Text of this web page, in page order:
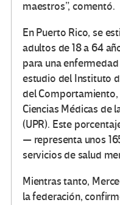
maestros”, comentó.
En Puerto Rico, se
adultos de 18 a 64
para una
estudio del Instituto
del
Ciencias Médicas de
(UPR). Este
— representa unos
servicios de salud
Mientras tanto,
la federación,